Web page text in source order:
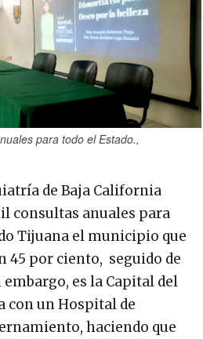
para todo el Estado.,
de Baja California
consultas anuales para
Tijuana el municipio que
45 por ciento, seguido de
es la Capital del
con un Hospital de
haciendo que